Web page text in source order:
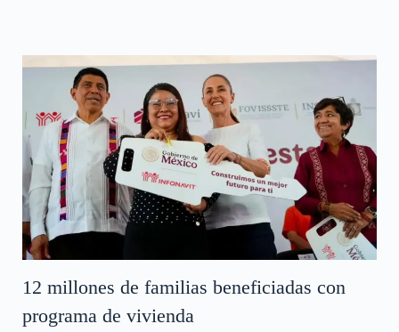
12 millones de familias beneficiadas con
programa de vivienda